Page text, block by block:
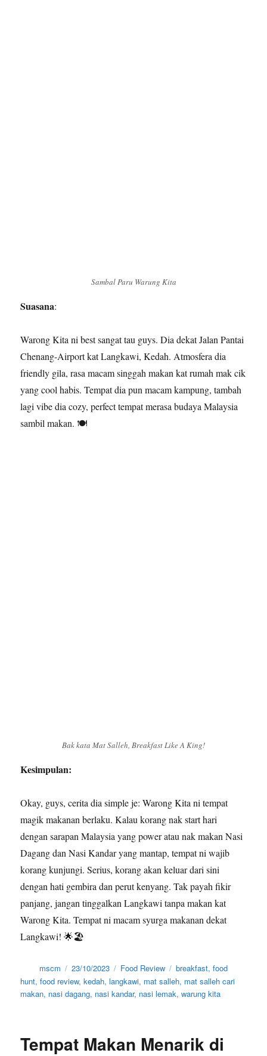
Sambal Paru Warung Kita
Suasana:
Warong Kita ni best sangat tau guys. Dia dekat Jalan Pantai
Chenang-Airport kat Langkawi, Kedah. Atmosfera dia
friendly gila, rasa macam singgah makan kat rumah mak cik
yang cool habis. Tempat dia pun macam kampung, tambah
lagi vibe dia cozy, perfect tempat merasa budaya Malaysia
sambil makan. 🍽️
Bak kata Mat Salleh, Breakfast Like A King!
Kesimpulan:
Okay, guys, cerita dia simple je: Warong Kita ni tempat
magik makanan berlaku. Kalau korang nak start hari
dengan sarapan Malaysia yang power atau nak makan Nasi
Dagang dan Nasi Kandar yang mantap, tempat ni wajib
korang kunjungi. Serius, korang akan keluar dari sini
dengan hati gembira dan perut kenyang. Tak payah fikir
panjang, jangan tinggalkan Langkawi tanpa makan kat
Warong Kita. Tempat ni macam syurga makanan dekat
Langkawi! 🌟🏖️
Author
mscm
Posted
on
23/10/2023 Categories
Food Review Tags
breakfast,food
hunt,food review,kedah,langkawi, mat salleh, mat salleh cari
makan, nasi dagang, nasi kandar, nasi lemak,warung kita
Tempat Makan Menarik di